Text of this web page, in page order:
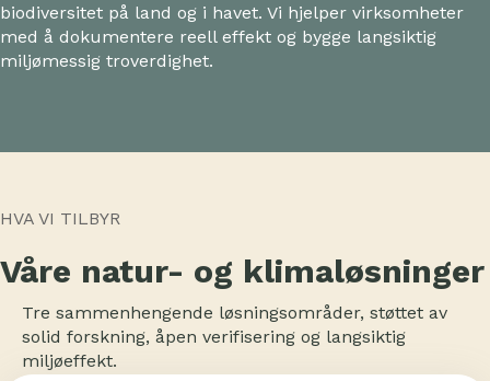
biodiversitet på land og i havet. Vi hjelper virksomheter
med å dokumentere reell effekt og bygge langsiktig
miljømessig troverdighet.
HVA VI TILBYR
Våre natur- og klimaløsninger
Tre sammenhengende løsningsområder, støttet av
solid forskning, åpen verifisering og langsiktig
miljøeffekt.